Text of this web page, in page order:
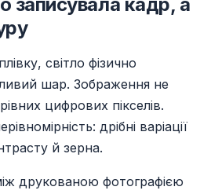
записувала кадр, а
світло фізично
шар. Зображення не
цифрових пікселів.
дрібні варіації
й зерна.
друкованою фотографією